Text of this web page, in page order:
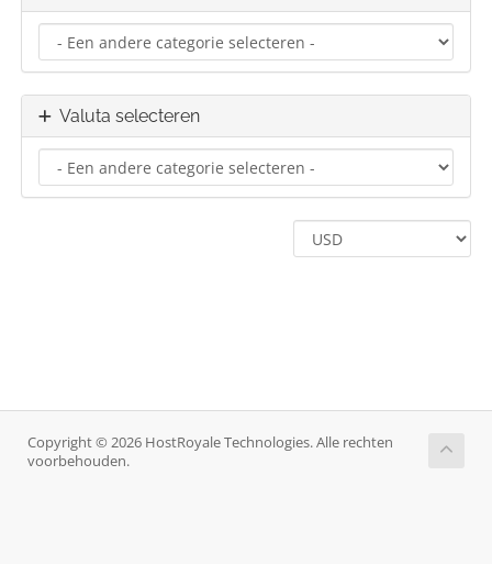
Valuta selecteren
Copyright © 2026 HostRoyale Technologies. Alle rechten
voorbehouden.